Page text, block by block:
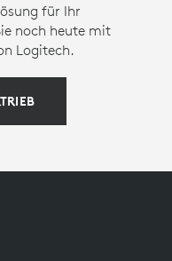
für Ihr
noch heute mit
Logitech.